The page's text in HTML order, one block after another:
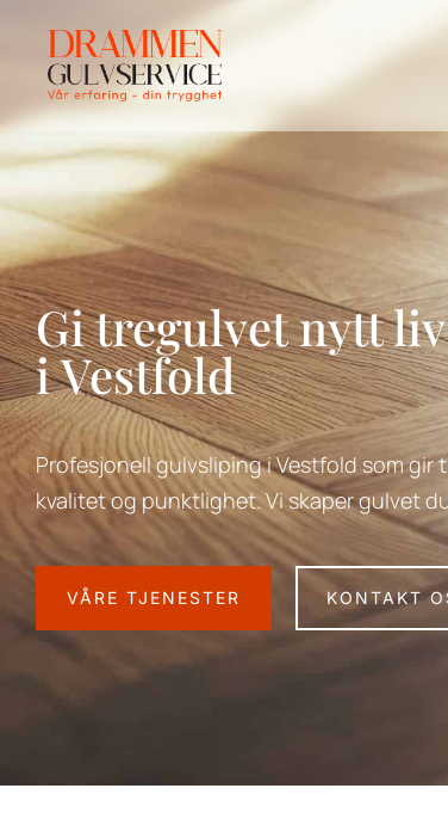
Gi tregulvet nytt
i Vestfold
Profesjonell gulvsliping i Vestfold som gir
kvalitet og punktlighet. Vi skaper gulvet
VÅRE TJENESTER KONTAKT